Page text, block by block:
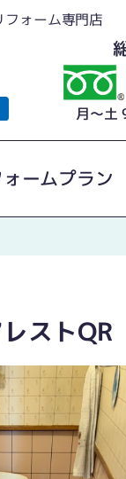
ォーム専門店
月～
ォームプラン
レスト